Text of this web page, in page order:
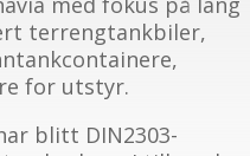
terrengtankbiler,
for utstyr.
blitt DIN2303-